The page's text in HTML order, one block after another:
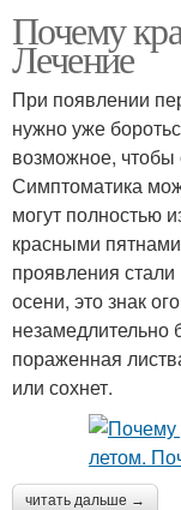
Почему
Лечение
При появлении
нужно уже
возможное, чтобы
Симптоматика
могут полностью
красными
проявления
осени, это знак
незамедлительно
пораженная
или сохнет.
читать дальше →